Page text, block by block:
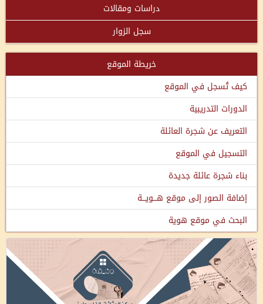
دراسات ومقالات
سجل الزوار
خريطة الموقع
كيف تُسجل في الموقع
الدورات التدريبية
التعريف عن شجرة العائلة
التسجيل في الموقع
بناء شجرة عائلة جديدة
إضافة الصور إلى موقع هـــويـــة
البحث في موقع هوية